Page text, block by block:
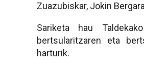
Zuazubiskar, Jokin
Sariketa hau
bertsularitzaren eta
harturik.